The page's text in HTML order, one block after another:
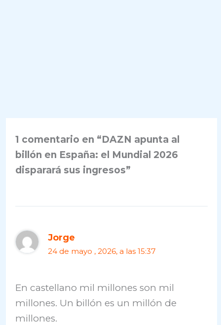
1 comentario en “DAZN apunta al
billón en España: el Mundial 2026
disparará sus ingresos”
Jorge
24 de mayo , 2026, a las 15:37
En castellano mil millones son mil
millones. Un billón es un millón de
millones.